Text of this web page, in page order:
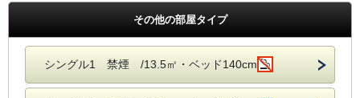
その他の部屋タイプ
シングル1 禁煙 /13.5㎡・ベッド140cm